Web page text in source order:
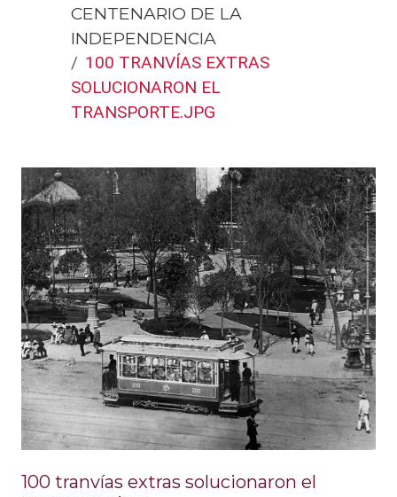
CENTENARIO DE LA
INDEPENDENCIA
100 TRANVÍAS EXTRAS
SOLUCIONARON EL
TRANSPORTE.JPG
100 tranvías extras solucionaron el